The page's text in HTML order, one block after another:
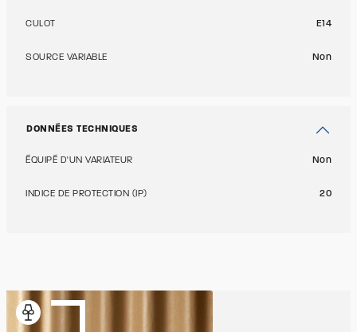
CULOT E14
SOURCE VARIABLE Non
DONNÉES TECHNIQUES
ÉQUIPÉ D'UN VARIATEUR Non
INDICE DE PROTECTION (IP) 20